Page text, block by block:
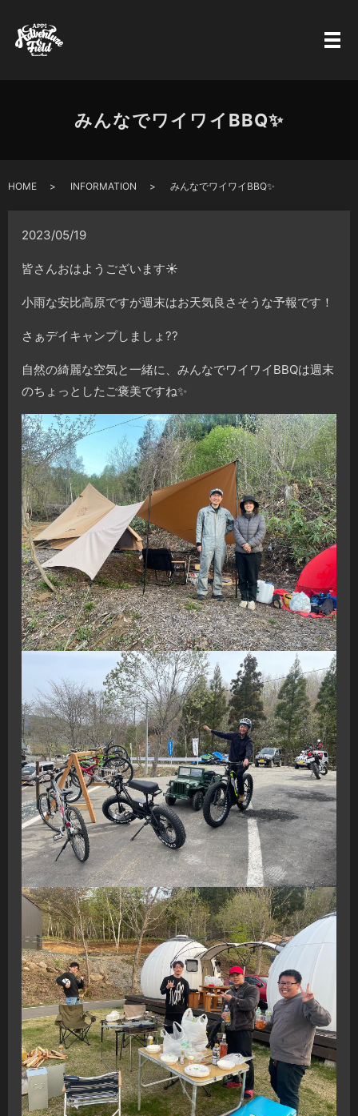
みんなでワイワイBBQ✨
HOME INFORMATION みんなでワイワイBBQ✨
2023/05/19
皆さんおはようございます☀
小雨な安比高原ですが週末はお天気良さそうな予報です！
さぁデイキャンプしましょ??
自然の綺麗な空気と一緒に、みんなでワイワイBBQは週末
のちょっとしたご褒美ですね✨